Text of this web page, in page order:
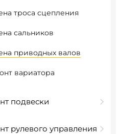
троса сцепления
сальников
приводных валов
вариатора
подвески
рулевого управления